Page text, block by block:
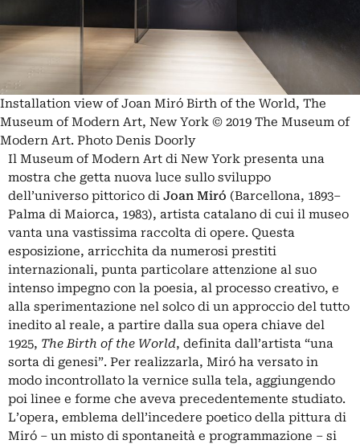
Installation view of Joan Miró Birth of the World, The
Museum of Modern Art, New York © 2019 The Museum of
Modern Art. Photo Denis Doorly
Il Museum of Modern Art di New York presenta una
mostra che getta nuova luce sullo sviluppo
dell’universo pittorico di Joan Miró (Barcellona, 1893–
Palma di Maiorca, 1983), artista catalano di cui il museo
vanta una vastissima raccolta di opere. Questa
esposizione, arricchita da numerosi prestiti
internazionali, punta particolare attenzione al suo
intenso impegno con la poesia, al processo creativo, e
alla sperimentazione nel solco di un approccio del tutto
inedito al reale, a partire dalla sua opera chiave del
1925, The Birth of the World, definita dall’artista “una
sorta di genesi”. Per realizzarla, Miró ha versato in
modo incontrollato la vernice sulla tela, aggiungendo
poi linee e forme che aveva precedentemente studiato.
L’opera, emblema dell’incedere poetico della pittura di
Miró – un misto di spontaneità e programmazione – si